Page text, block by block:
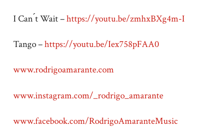
I Can ́t Wait –https://youtu.be/zmhxBXg4m-I
Tango –https://youtu.be/Iex758pFAA0
www.rodrigoamarante.com
www.instagram.com/_rodrigo_amarante
www.facebook.com/RodrigoAmaranteMusic